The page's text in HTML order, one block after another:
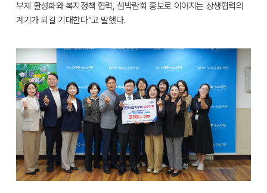
부제 활성화와 복지정책 협력, 섬박람회 홍보로 이어지는 상생협력의
계기가 되길 기대한다”고 말했다.